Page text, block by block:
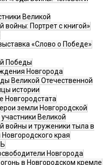
Великой
войны: Портрет с книгой»
«Слово о Победе»
Победы
Новгорода
Великой Отечественной
истории
Новгородстата
земли Новгородской
Великой
войны и труженики тыла в
края
Новгорода
в Новгородском кремле